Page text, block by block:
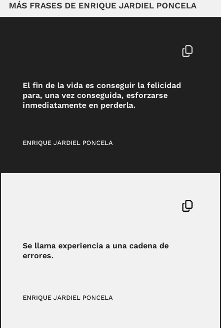
MÁS FRASES DE ENRIQUE JARDIEL PONCELA
El fin de la vida es conseguir la felicidad
para, una vez conseguida, esforzarse
inmediatamente en perderla.
ENRIQUE JARDIEL PONCELA
Se llama experiencia a una cadena de
errores.
ENRIQUE JARDIEL PONCELA